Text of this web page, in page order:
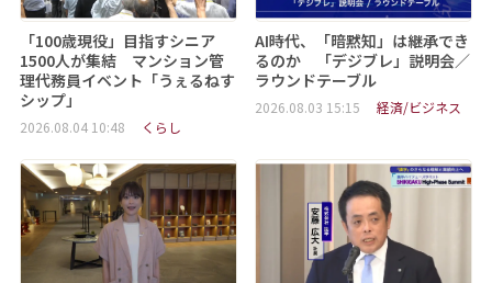
「100歳現役」目指すシニア
1500人が集結 マンション管
理代務員イベント「うぇるねす
シップ」
2026.08.04 10:48 くらし
AI時代、「暗黙知」は継承でき
るのか 「デジブレ」説明会／
ラウンドテーブル
2026.08.03 15:15 経済/ビジネス